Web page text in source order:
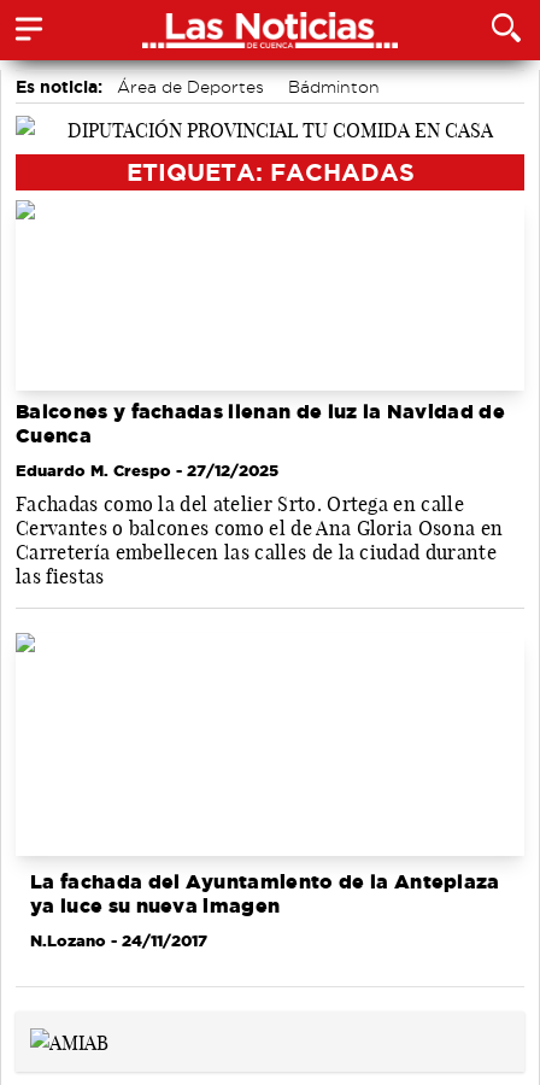
Es noticia: Área de Deportes
Bádminton
Auditorio de Cuenca
ETIQUETA: FACHADAS
Balcones y fachadas llenan de luz la Navidad de
Cuenca
Eduardo M. Crespo - 27/12/2025
Fachadas como la del atelier Srto. Ortega en calle
Cervantes o balcones como el de Ana Gloria Osona en
Carretería embellecen las calles de la ciudad durante
las fiestas
La fachada del Ayuntamiento de la Anteplaza
ya luce su nueva imagen
N.Lozano - 24/11/2017